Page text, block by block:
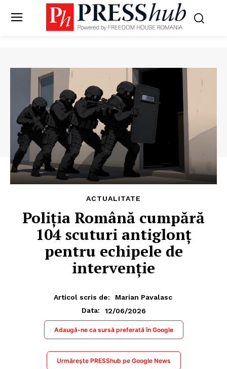
ACTUALITATE
Poliția Română cumpără
104 scuturi antiglonț
pentru echipele de
intervenție
Articol scris de:
Marian Pavalasc
Data:
12/06/2026
Adaugă-ne ca sursă preferată în Google
Urmărește PRESShub pe Google News